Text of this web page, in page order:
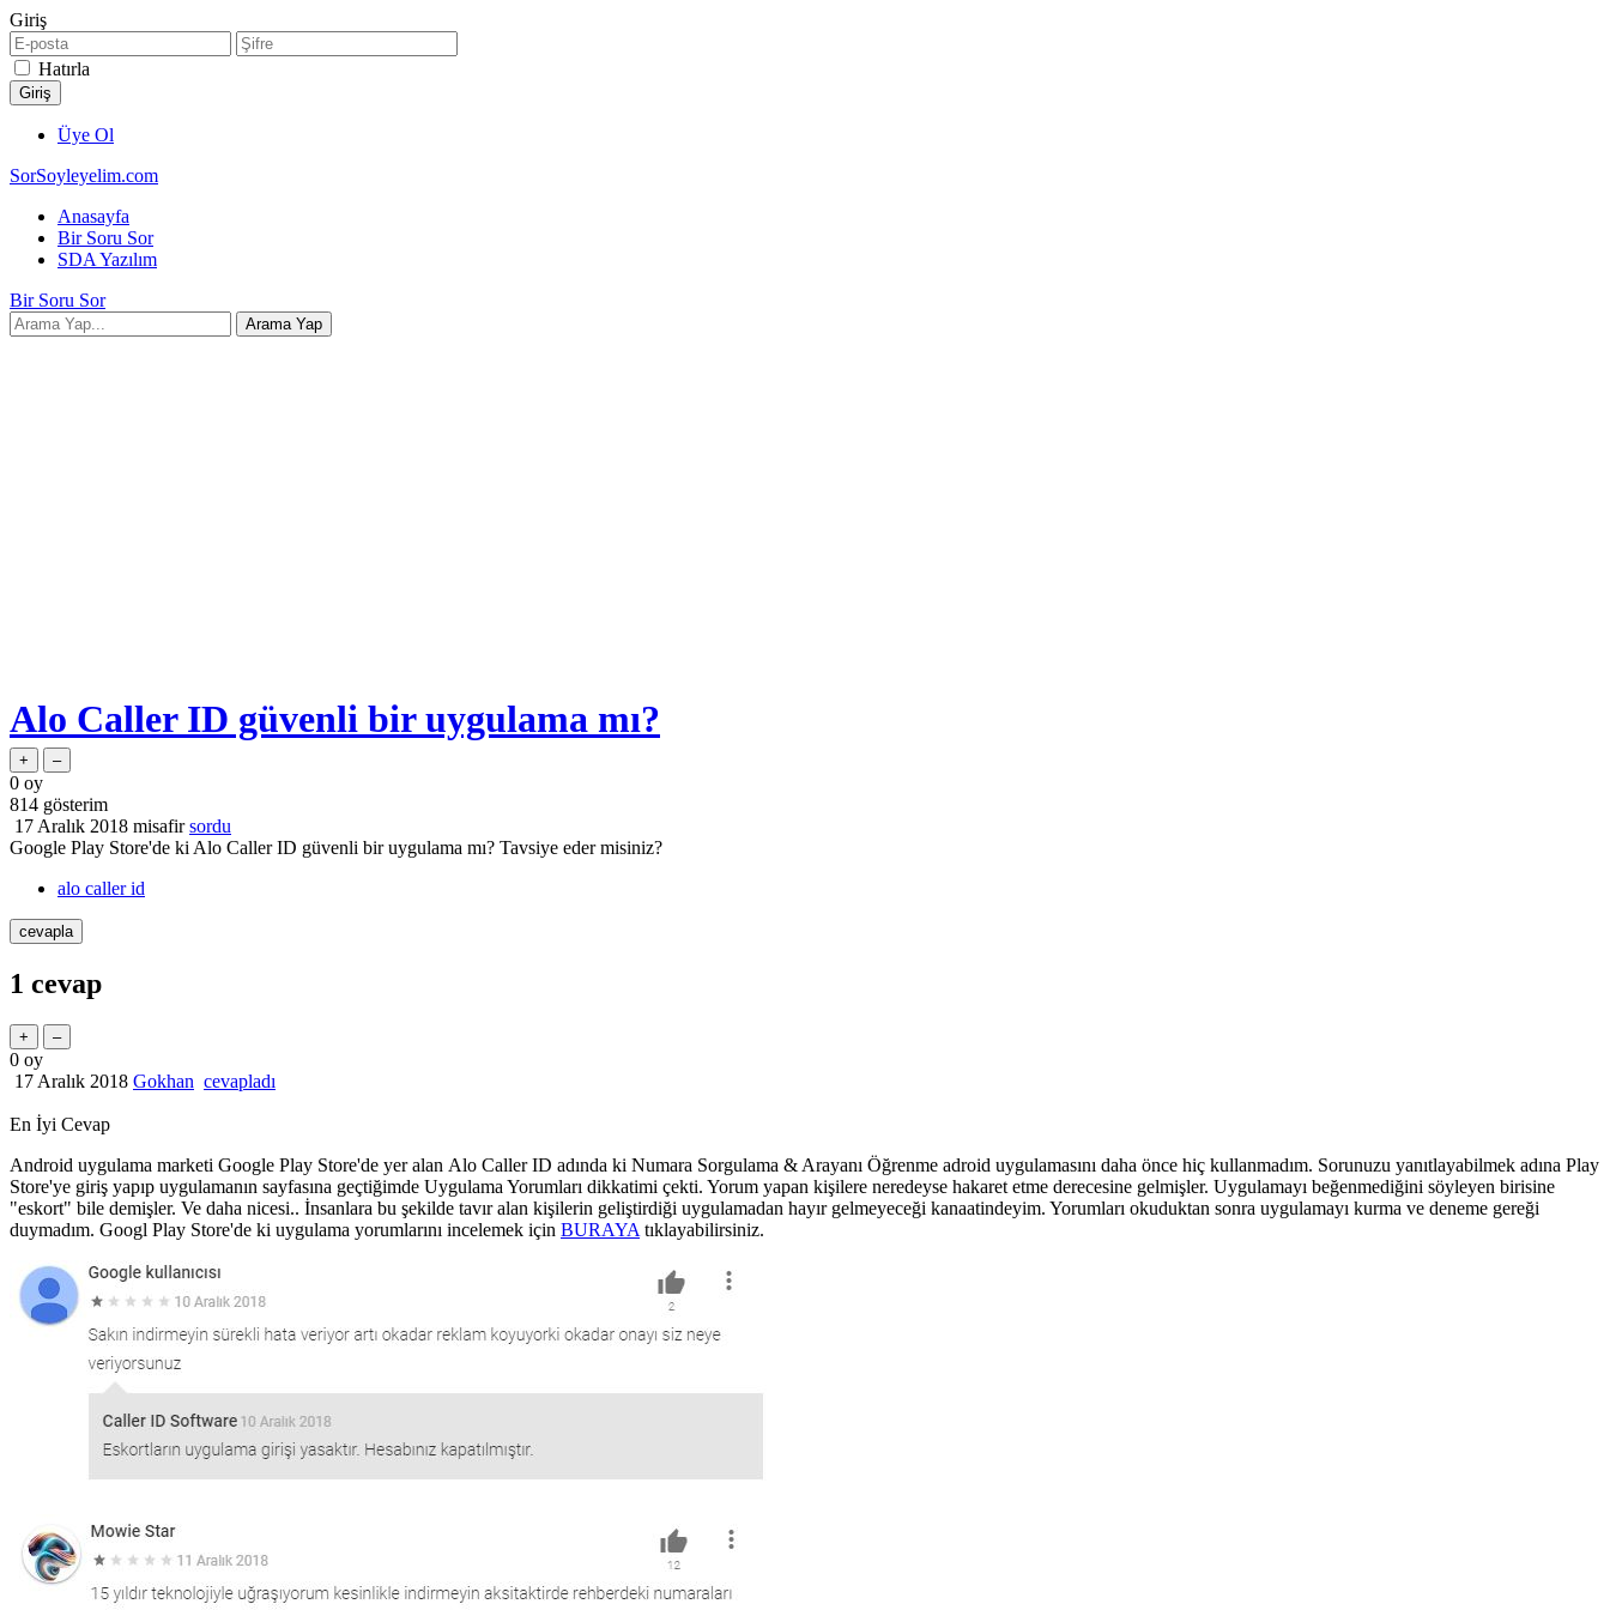
Giriş
Hatırla
Üye Ol
SorSoyleyelim.com
Anasayfa
Bir Soru Sor
SDA Yazılım
Bir Soru Sor
Alo Caller ID güvenli bir uygulama mı?
0 oy
814 gösterim
17 Aralık 2018 misafir sordu
Google Play Store'de ki Alo Caller ID güvenli bir uygulama mı? Tavsiye eder misiniz?
alo caller id
1 cevap
0 oy
17 Aralık 2018 Gokhan cevapladı
En İyi Cevap
Android uygulama marketi Google Play Store'de yer alan Alo Caller ID adında ki Numara Sorgulama & Arayanı Öğrenme adroid uygulamasını daha önce hiç kullanmadım. Sorunuzu yanıtlayabilmek adına Play
Store'ye giriş yapıp uygulamanın sayfasına geçtiğimde Uygulama Yorumları dikkatimi çekti. Yorum yapan kişilere neredeyse hakaret etme derecesine gelmişler. Uygulamayı beğenmediğini söyleyen birisine
"eskort" bile demişler. Ve daha nicesi.. İnsanlara bu şekilde tavır alan kişilerin geliştirdiği uygulamadan hayır gelmeyeceği kanaatindeyim. Yorumları okuduktan sonra uygulamayı kurma ve deneme gereği
duymadım. Googl Play Store'de ki uygulama yorumlarını incelemek için BURAYA tıklayabilirsiniz.